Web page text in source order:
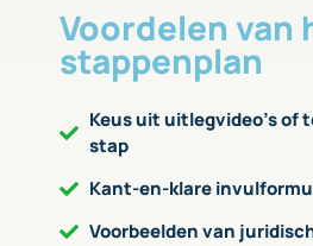
Voordelen van
stappenplan
Keus uit uitlegvideo’s of
stap
Kant-en-klare
Voorbeelden van